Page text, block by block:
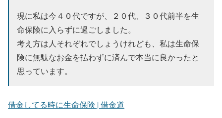
現に私は今４０代ですが、２０代、３０代前半を生
命保険に入らずに過ごしました。
考え方は人それぞれでしょうけれども、私は生命保
険に無駄なお金を払わずに済んで本当に良かったと
思っています。
借金してる時に生命保険 | 借金道